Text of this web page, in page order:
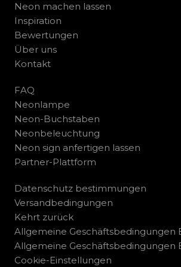
Neon machen lassen
Inspiration
Bewertungen
Über uns
Kontakt
FAQ
Neonlampe
Neon-Buchstaben
Neonbeleuchtung
Neon sign anfertigen lassen
Partner-Plattform
Datenschutz bestimmungen
Versandbedingungen
Kehrt zurück
Allgemeine Geschäftsbedingungen
Allgemeine Geschäftsbedingungen
Cookie-Einstellungen